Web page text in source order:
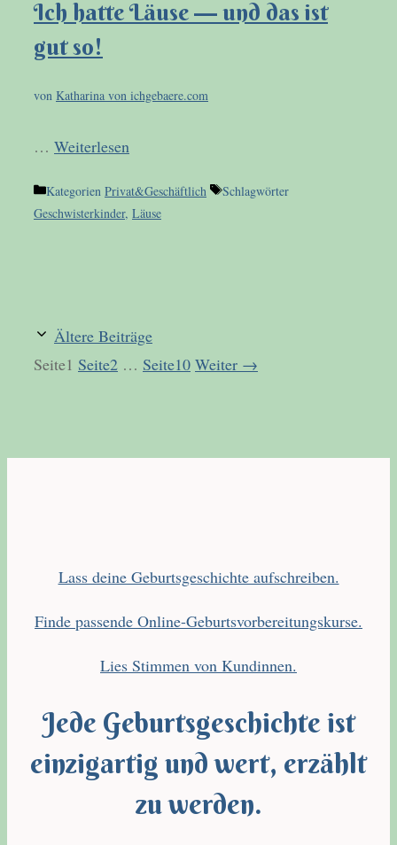
Ich hatte Läuse — und das ist
gut so!
von Katharina von ichgebaere.com
… Weiterlesen
Kategorien Privat&Geschäftlich
Schlagwörter
Geschwisterkinder, Läuse
Ältere Beiträge
Seite1 Seite2 … Seite10 Weiter →
Lass deine Geburtsgeschichte aufschreiben.
Finde passende Online-Geburtsvorbereitungskurse.
Lies Stimmen von Kundinnen.
Jede Geburtsgeschichte ist
einzigartig und wert, erzählt
zu werden.